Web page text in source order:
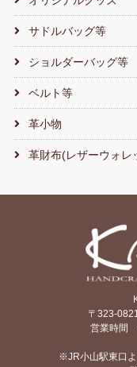
サドルバッグ等
ショルダーバッグ等
ベルト等
革小物
革財布(レザーウォレ
〒323-
営業時間
※JR小山駅東口よ